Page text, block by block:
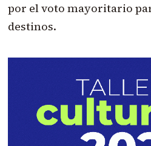
por el voto mayoritario
destinos.